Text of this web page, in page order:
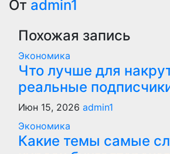
записям
От admin1
Похожая запись
Экономика
Что лучше для
реальные
Июн 15, 2026 admin1
Экономика
Какие темы самые